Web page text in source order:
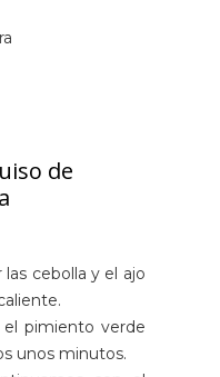
de
cebolla y el ajo
el pimiento verde
unos minutos.